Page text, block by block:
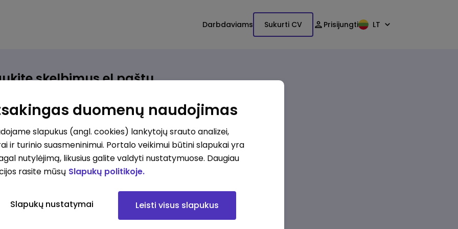
Darbdaviams Sukurti CV Prisijungti LT
skelbimus el.paštu
atsiras, iš karto gausite jį el. paštu.
ieškote darbo?*
Pridėti naują
Kokios srities darbo pasiūlymai jus domina?
Pridėti naują
duomenų naudojimas
slapukus (angl. cookies) lankytojų srauto analizei,
ir turinio suasmeninimui. Portalo veikimui būtini slapukai yra
nutylėjimą, likusius galite valdyti nustatymuose. Daugiau
rasite mūsų Slapukų politikoje.
Slapukų nustatymai Leisti visus slapukus